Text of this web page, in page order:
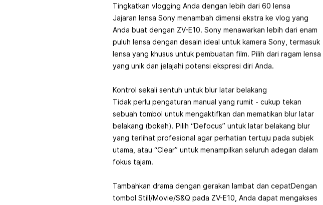
Tingkatkan vlogging Anda dengan lebih dari 60 lensa
Jajaran lensa Sony menambah dimensi ekstra ke vlog yang
Anda buat dengan ZV-E10. Sony menawarkan lebih dari enam
puluh lensa dengan desain ideal untuk kamera Sony, termasuk
lensa yang khusus untuk pembuatan film. Pilih dari ragam lensa
yang unik dan jelajahi potensi ekspresi diri Anda.
Kontrol sekali sentuh untuk blur latar belakang
Tidak perlu pengaturan manual yang rumit - cukup tekan
sebuah tombol untuk mengaktifkan dan mematikan blur latar
belakang (bokeh). Pilih “Defocus” untuk latar belakang blur
yang terlihat profesional agar perhatian tertuju pada subjek
utama, atau “Clear” untuk menampilkan seluruh adegan dalam
fokus tajam.
Tambahkan drama dengan gerakan lambat dan cepatDengan
tombol Still/Movie/S&Q pada ZV-E10, Anda dapat mengakses